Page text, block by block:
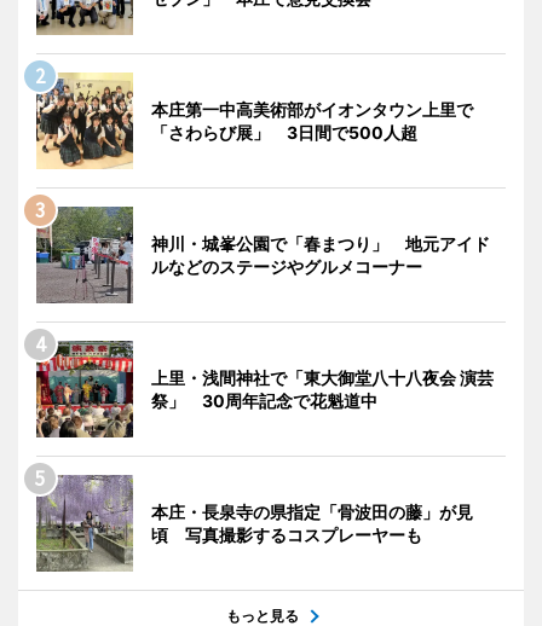
本庄第一中高美術部がイオンタウン上里で
「さわらび展」 3日間で500人超
神川・城峯公園で「春まつり」 地元アイド
ルなどのステージやグルメコーナー
上里・浅間神社で「東大御堂八十八夜会 演芸
祭」 30周年記念で花魁道中
本庄・長泉寺の県指定「骨波田の藤」が見
頃 写真撮影するコスプレーヤーも
もっと見る